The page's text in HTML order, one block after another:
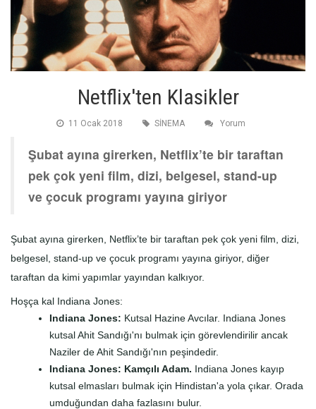
Netflix'ten Klasikler
11 Ocak 2018 SİNEMA Yorum
Şubat ayına girerken, Netflix’te bir taraftan
pek çok yeni film, dizi, belgesel, stand-up
ve çocuk programı yayına giriyor
Şubat ayına girerken, Netflix’te bir taraftan pek çok yeni film, dizi,
belgesel, stand-up ve çocuk programı yayına giriyor, diğer
taraftan da kimi yapımlar yayından kalkıyor.
Hoşça kal Indiana Jones:
Indiana Jones: Kutsal Hazine Avcılar. Indiana Jones
kutsal Ahit Sandığı'nı bulmak için görevlendirilir ancak
Naziler de Ahit Sandığı'nın peşindedir.
Indiana Jones: Kamçılı Adam. Indiana Jones kayıp
kutsal elmasları bulmak için Hindistan'a yola çıkar. Orada
umduğundan daha fazlasını bulur.